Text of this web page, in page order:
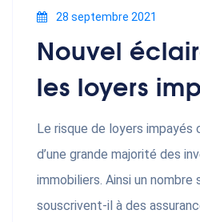
28 septembre 2021
Nouvel
les loyers
Le risque de loyers impayés
d’une grande majorité des
immobiliers. Ainsi un
souscrivent-il à des